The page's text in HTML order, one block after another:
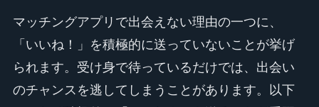
マッチングアプリで出会えない理由の一つに、
「いいね！」を積極的に送っていないことが挙げ
られます。受け身で待っているだけでは、出会い
のチャンスを逃してしまうことがあります。以下